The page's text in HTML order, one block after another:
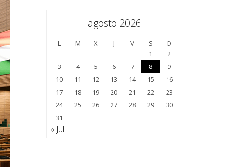
agosto 2026
L M X J V S
D
1
2
3
4 5 6 7 8
9
10
11 12 13 14 15
16
17
18 19 20 21 22
23
24
25 26 27 28 29
30
31
« Jul